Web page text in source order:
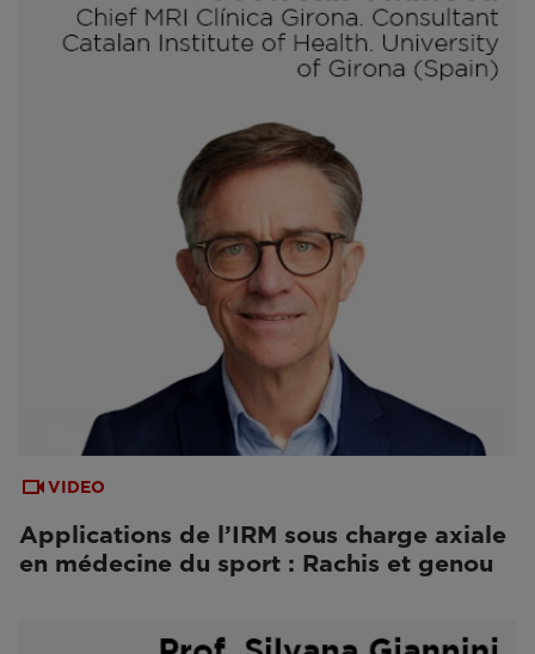
VIDEO
Applications de l’IRM sous charge axiale
en médecine du sport : Rachis et genou